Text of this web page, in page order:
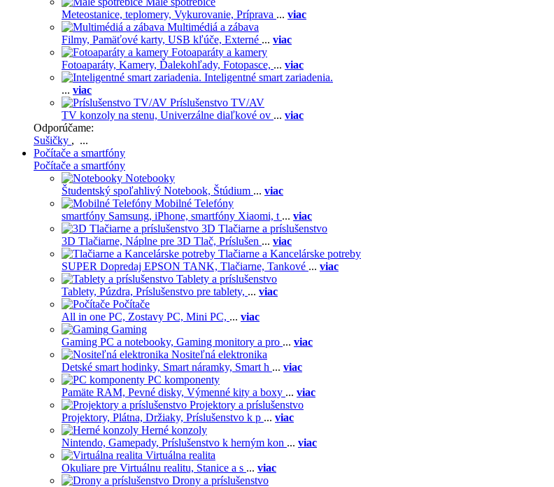
Meteostanice, teplomery, Vykurovanie, Príprava ... viac
Multimédiá a zábava
Filmy, Pamäťové karty, USB kľúče, Externé ... viac
Fotoaparáty a kamery
Fotoaparáty, Kamery, Ďalekohľady, Fotopasce, ... viac
Inteligentné smart zariadenia.
... viac
Príslušenstvo TV/AV
TV konzoly na stenu, Univerzálne diaľkové ov ... viac
Odporúčame:
Sušičky , ...
Počítače a smartfóny
Počítače a smartfóny
Notebooky
Študentský spoľahlivý Notebook, Štúdium ... viac
Mobilné Telefóny
smartfóny Samsung, iPhone, smartfóny Xiaomi, t ... viac
3D Tlačiarne a príslušenstvo
3D Tlačiarne, Náplne pre 3D Tlač, Príslušen ... viac
Tlačiarne a Kancelárske potreby
SUPER Dopredaj EPSON TANK, Tlačiarne, Tankové ... viac
Tablety a príslušenstvo
Tablety, Púzdra, Príslušenstvo pre tablety, ... viac
Počítače
All in one PC, Zostavy PC, Mini PC, ... viac
Gaming
Gaming PC a notebooky, Gaming monitory a pro ... viac
Nositeľná elektronika
Detské smart hodinky, Smart náramky, Smart h ... viac
PC komponenty
Pamäte RAM, Pevné disky, Výmenné kity a boxy ... viac
Projektory a príslušenstvo
Projektory, Plátna, Držiaky, Príslušenstvo k p ... viac
Herné konzoly
Nintendo, Gamepady, Príslušenstvo k herným kon ... viac
Virtuálna realita
Okuliare pre Virtuálnu realitu, Stanice a s ... viac
Drony a príslušenstvo